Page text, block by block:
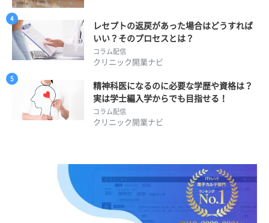
レセプトの返戻があった場合はどうすれば
いい？そのプロセスとは？
コラム配信
クリニック開業ナビ
精神科医になるのに必要な学歴や資格は？
実は学士編入学からでも目指せる！
コラム配信
クリニック開業ナビ